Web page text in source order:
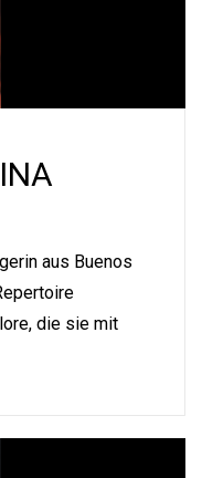
aus Buenos
die sie mit